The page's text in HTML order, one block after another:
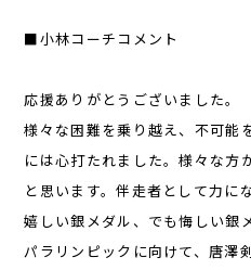
■小林コーチコメント
応援ありがとうございました。
様々な困難を乗り越え、不可能
には心打たれました。様々な方
と思います。伴走者として力に
嬉しい銀メダル、でも悔しい銀
パラリンピックに向けて、唐澤